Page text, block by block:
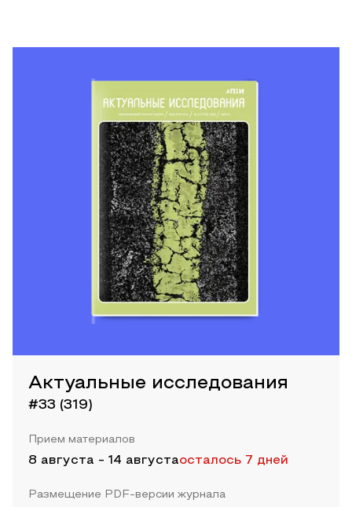
Актуальные исследования
#33 (319)
Прием материалов
8 августа - 14 августаосталось 7 дней
Размещение PDF-версии журнала